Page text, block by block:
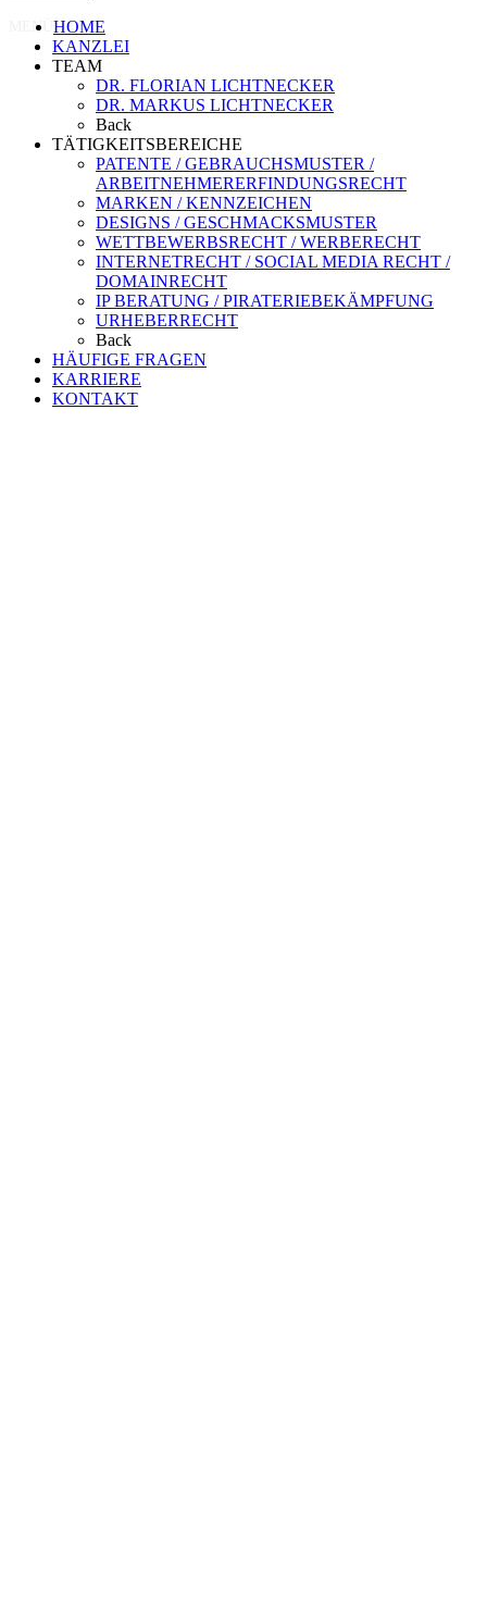
MENÜ HOME
KANZLEI
TEAM
DR. FLORIAN LICHTNECKER
DR. MARKUS LICHTNECKER
Back
TÄTIGKEITSBEREICHE
PATENTE / GEBRAUCHSMUSTER /
ARBEITNEHMERERFINDUNGSRECHT
MARKEN / KENNZEICHEN
DESIGNS / GESCHMACKSMUSTER
WETTBEWERBSRECHT / WERBERECHT
INTERNETRECHT / SOCIAL MEDIA RECHT /
DOMAINRECHT
IP BERATUNG / PIRATERIEBEKÄMPFUNG
URHEBERRECHT
Back
HÄUFIGE FRAGEN
KARRIERE
KONTAKT